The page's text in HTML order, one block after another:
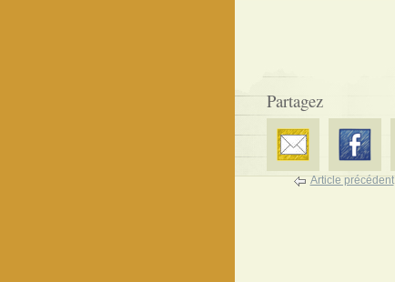
Partagez
Article précédent